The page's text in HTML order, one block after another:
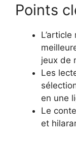
Points
jeux de
Les
en une
Le
et